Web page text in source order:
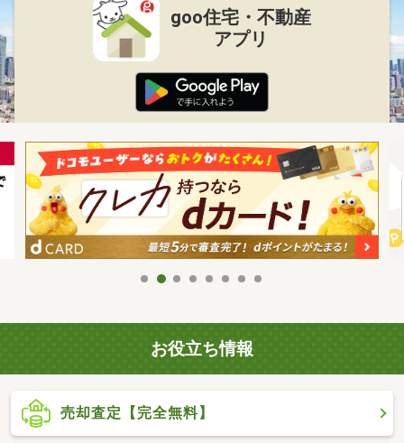
goo住宅・不動産
アプリ
お役立ち情報
売却査定【完全無料】